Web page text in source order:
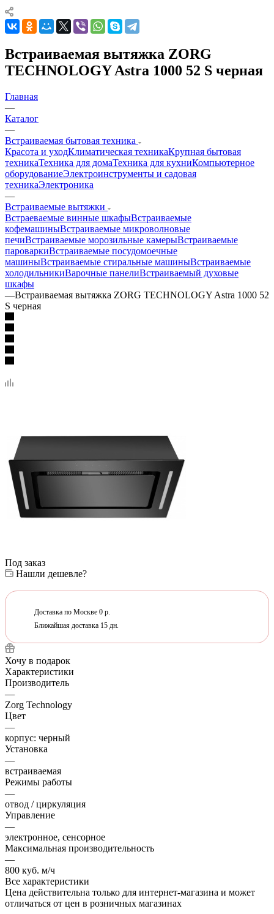
Встраиваемая вытяжка ZORG
TECHNOLOGY Astra 1000 52 S черная
Главная
—
Каталог
—
Встраиваемая бытовая техника
Красота и уходКлиматическая техникаКрупная бытовая
техникаТехника для домаТехника для кухниКомпьютерное
оборудованиеЭлектроинструменты и садовая
техникаЭлектроника
—
Встраиваемые вытяжки
Встраеваемые винные шкафыВстраиваемые
кофемашиныВстраиваемые микроволновые
печиВстраиваемые морозильные камерыВстраиваемые
пароваркиВстраиваемые посудомоечные
машиныВстраиваемые стиральные машиныВстраиваемые
холодильникиВарочные панелиВстраиваемый духовые
шкафы
—Встраиваемая вытяжка ZORG TECHNOLOGY Astra 1000 52
S черная
Под заказ
Нашли дешевле?
Доставка по Москве 0 р.
Ближайшая доставка 15 дн.
Хочу в подарок
Характеристики
Производитель
—
Zorg Technology
Цвет
—
корпус: черный
Установка
—
встраиваемая
Режимы работы
—
отвод / циркуляция
Управление
—
электронное, сенсорное
Максимальная производительность
—
800 куб. м/ч
Все характеристики
Цена действительна только для интернет-магазина и может
отличаться от цен в розничных магазинах